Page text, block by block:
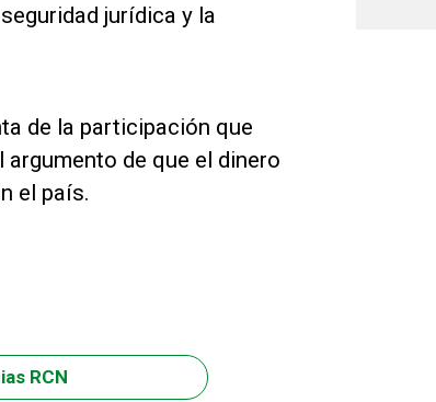
jurídica y la
de la participación que
de que el dinero
el país.
RCN